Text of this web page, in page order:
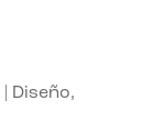
Diseño,